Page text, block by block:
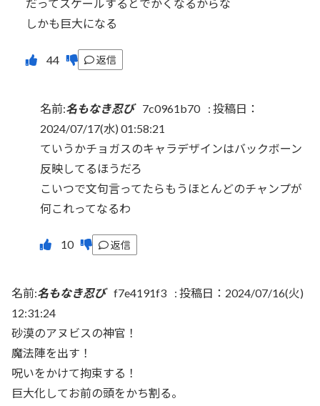
だってスケールするとでかくなるからな
しかも巨大になる
返信
名前:名もなき忍び 7c0961b70 : 投稿日：
2024/07/17(水) 01:58:21
ていうかチョガスのキャラデザインはバックボーン
反映してるほうだろ
こいつで文句言ってたらもうほとんどのチャンプが
何これってなるわ
返信
名前:名もなき忍び f7e4191f3 : 投稿日：2024/07/16(火)
12:31:24
砂漠のアヌビスの神官！
魔法陣を出す！
呪いをかけて拘束する！
巨大化してお前の頭をかち割る。